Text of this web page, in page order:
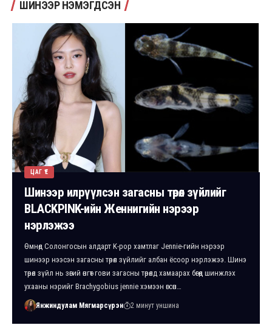
ШИНЭЭР НЭМЭГДСЭН
ЦАГ ҮЕ
Шинээр илрүүлсэн загасны төрөл зүйлийг
BLACKPINK-ийн Женнигийн нэрээр
нэрлэжээ
Өмнөд Солонгосын алдарт K-pop хамтлаг Jennie-гийн нэрээр
шинээр нээсэн загасны төрөл зүйлийг албан ёсоор нэрлэжээ. Шинэ
төрөл зүйл нь зөгий өнгөт гови загасны төрөлд хамаарах бөгөөд шинжлэх
ухааны нэрийг Brachygobius jennie хэмээн өгсөн…
Янжиндулам Мягмарсүрэн 2 минут уншина